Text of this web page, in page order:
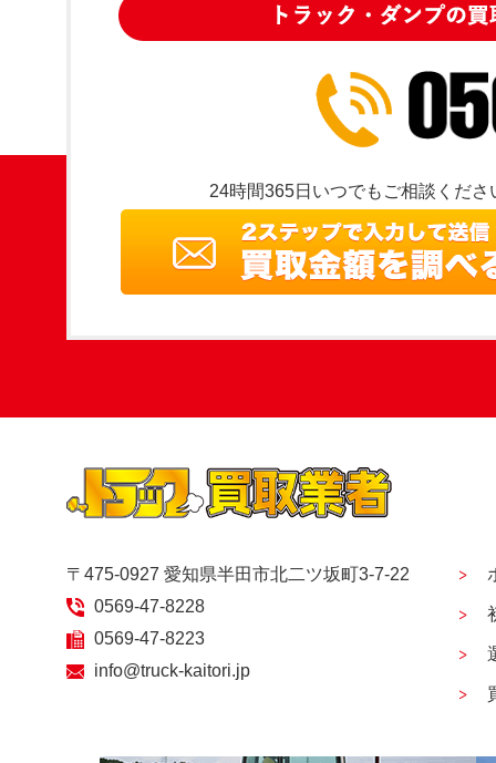
24時間365日いつでもご相談くださ
〒475-0927 愛知県半田市北二ツ坂町3-7-22
0569-47-8228
0569-47-8223
info@truck-kaitori.jp